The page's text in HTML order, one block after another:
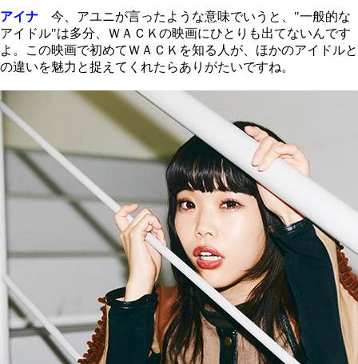
アイナ 今、アユニが言ったような意味でいうと、"一般的な
アイドル"は多分、ＷＡＣＫの映画にひとりも出てないんです
よ。この映画で初めてＷＡＣＫを知る人が、ほかのアイドルと
の違いを魅力と捉えてくれたらありがたいですね。